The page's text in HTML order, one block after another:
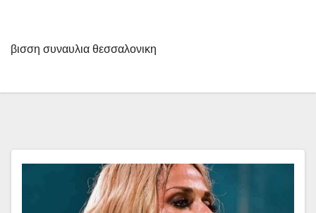
βισση συναυλια θεσσαλονικη